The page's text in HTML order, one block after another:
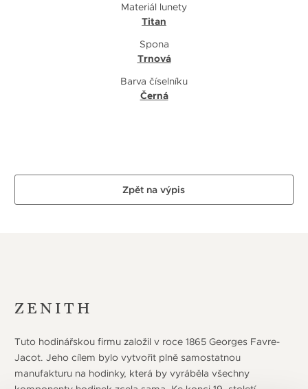
Materiál lunety
Titan
Spona
Trnová
Barva číselníku
Černá
Zpět na výpis
ZENITH
Tuto hodinářskou firmu založil v roce 1865 Georges Favre-
Jacot. Jeho cílem bylo vytvořit plně samostatnou
manufakturu na hodinky, která by vyráběla všechny